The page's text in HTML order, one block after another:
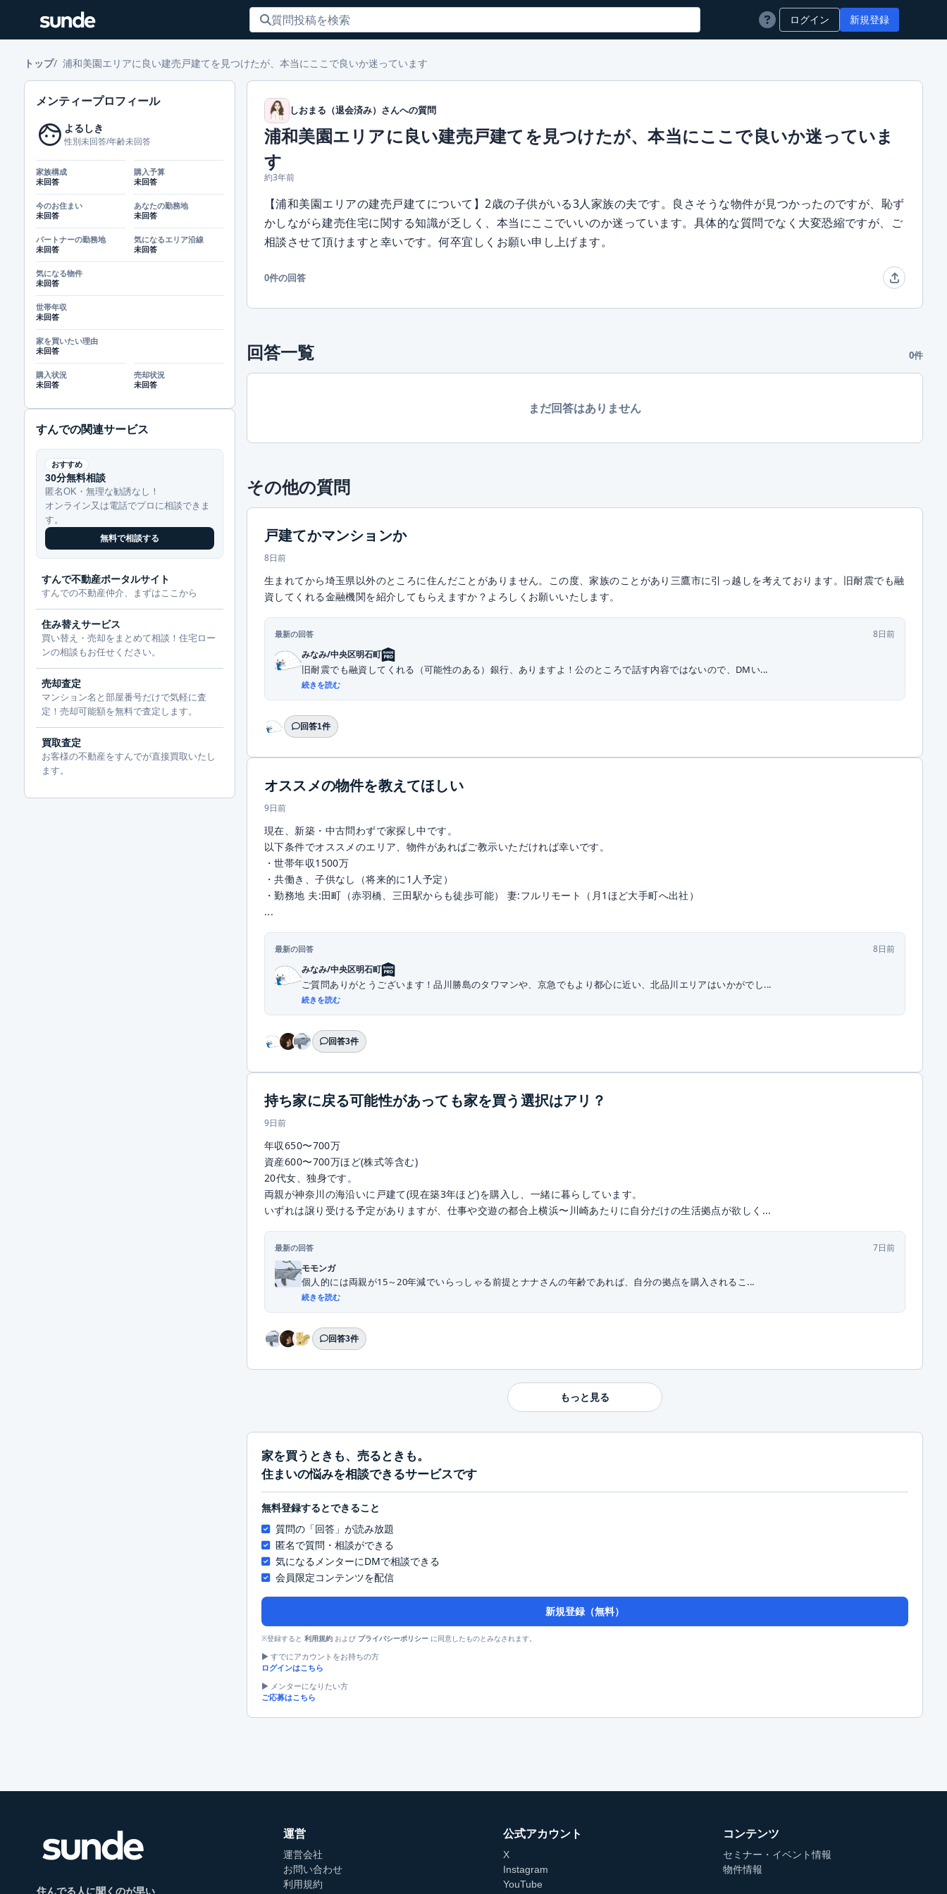
ログイン 新規登録
トップ 浦和美園エリアに良い建売戸建てを見つけたが、本当にここで良いか迷っています
しおまる（退会済み） さんへの質問
浦和美園エリアに良い建売戸建てを見つけたが、本当にここで良いか迷っていま
す
約3年前
【浦和美園エリアの建売戸建てについて】2歳の子供がいる3人家族の夫です。良さそうな物件が見つかったのですが、恥ず
かしながら建売住宅に関する知識が乏しく、本当にここでいいのか迷っています。具体的な質問でなく大変恐縮ですが、ご
相談させて頂けますと幸いです。何卒宜しくお願い申し上げます。
0件の回答
回答一覧 0件
まだ回答はありません
その他の質問
戸建てかマンションか
8日前
生まれてから埼玉県以外のところに住んだことがありません。この度、家族のことがあり三鷹市に引っ越しを考えております。旧耐震でも融
資してくれる金融機関を紹介してもらえますか？よろしくお願いいたします。
最新の回答
8日前
みなみ/中央区明石町
旧耐震でも融資してくれる（可能性のある）銀行、ありますよ！公のところで話す内容ではないので、DMい...
続きを読む
回答1件
オススメの物件を教えてほしい
9日前
現在、新築・中古問わずで家探し中です。
以下条件でオススメのエリア、物件があればご教示いただければ幸いです。
・世帯年収1500万
・共働き、子供なし（将来的に1人予定）
・勤務地 夫:田町（赤羽橋、三田駅からも徒歩可能） 妻:フルリモート（月1ほど大手町へ出社）
...
最新の回答
8日前
みなみ/中央区明石町
ご質問ありがとうございます！品川勝島のタワマンや、京急でもより都心に近い、北品川エリアはいかがでし...
続きを読む
回答3件
持ち家に戻る可能性があっても家を買う選択はアリ？
9日前
年収650〜700万
資産600〜700万ほど(株式等含む)
20代女、独身です。
両親が神奈川の海沿いに戸建て(現在築3年ほど)を購入し、一緒に暮らしています。
いずれは譲り受ける予定がありますが、仕事や交遊の都合上横浜〜川崎あたりに自分だけの生活拠点が欲しく...
最新の回答
7日前
モモンガ
個人的には両親が15～20年減でいらっしゃる前提とナナさんの年齢であれば、自分の拠点を購入されるこ...
続きを読む
回答3件
もっと見る
家を買うときも、売るときも。
住まいの悩みを相談できるサービスです
無料登録するとできること
質問の「回答」が読み放題
匿名で質問・相談ができる
気になるメンターにDMで相談できる
会員限定コンテンツを配信
新規登録（無料）
※登録すると 利用規約 および プライバシーポリシー に同意したものとみなされます。
▶︎ すでにアカウントをお持ちの方
ログインはこちら
▶︎ メンターになりたい方
ご応募はこちら
メンティープロフィール
face よるしき
性別未回答/年齢未回答
家族構成
未回答
購入予算
未回答
今のお住まい
未回答
あなたの勤務地
未回答
パートナーの勤務地
未回答
気になるエリア沿線
未回答
気になる物件
未回答
世帯年収
未回答
家を買いたい理由
未回答
購入状況
未回答
売却状況
未回答
すんでの関連サービス
おすすめ
30分無料相談
匿名OK・無理な勧誘なし！
オンライン又は電話でプロに相談できま
す。
無料で相談する
すんで不動産ポータルサイト
すんでの不動産仲介、まずはここから
住み替えサービス
買い替え・売却をまとめて相談！住宅ロー
ンの相談もお任せください。
売却査定
マンション名と部屋番号だけで気軽に査
定！売却可能額を無料で査定します。
買取査定
お客様の不動産をすんでが直接買取いたし
ます。
住んでる人に聞くのが早い
運営
運営会社
お問い合わせ
利用規約
公式アカウント
X
Instagram
YouTube
コンテンツ
セミナー・イベント情報
物件情報